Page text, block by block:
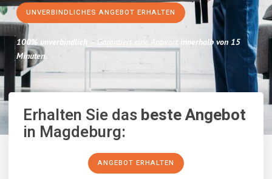
UNVERBINDLICHES ANGEBOT ERHALTEN
100% unverbindlich – Garantiert eine Antwort innerhalb von 15
Minuten.
Erhalten Sie dasbeste Angebot
in Magdeburg:
ANGEBOT ERHALTEN